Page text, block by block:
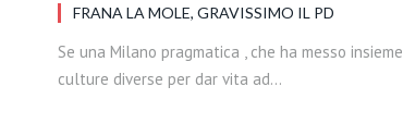
FRANA LA MOLE, GRAVISSIMO IL PD
Se una Milano pragmatica , che ha messo insieme
culture diverse per dar vita ad…